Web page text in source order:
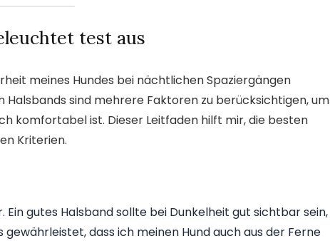
test aus
meines Hundes bei nächtlichen Spaziergängen
sind mehrere Faktoren zu berücksichtigen, um
komfortabel ist. Dieser Leitfaden hilft mir, die besten
Kriterien.
gutes Halsband sollte bei Dunkelheit gut sichtbar sein,
dass ich meinen Hund auch aus der Ferne